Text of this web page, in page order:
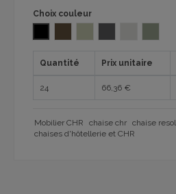
Choix couleur
Quantité Prix unitaire
24 66,36 €
Mobilier CHR chaise chr chaise resol
chaises d'hôtellerie et CHR